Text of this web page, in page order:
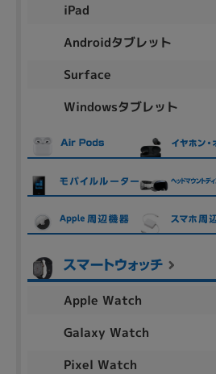
iPad
Androidタブレット
Surface
Windowsタブレット
Apple Watch
Galaxy Watch
Pixel Watch
新品/未使用
アウトレット
OSの絞り込み
円 ～